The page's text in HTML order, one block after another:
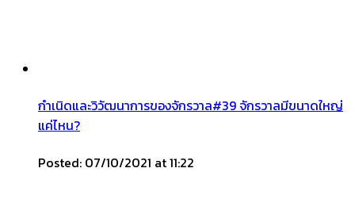
กำเนิดและวิวัฒนาการของจักรวาล#39 จักรวาลมีขนาดใหญ่
แค่ไหน?
Posted: 07/10/2021 at 11:22